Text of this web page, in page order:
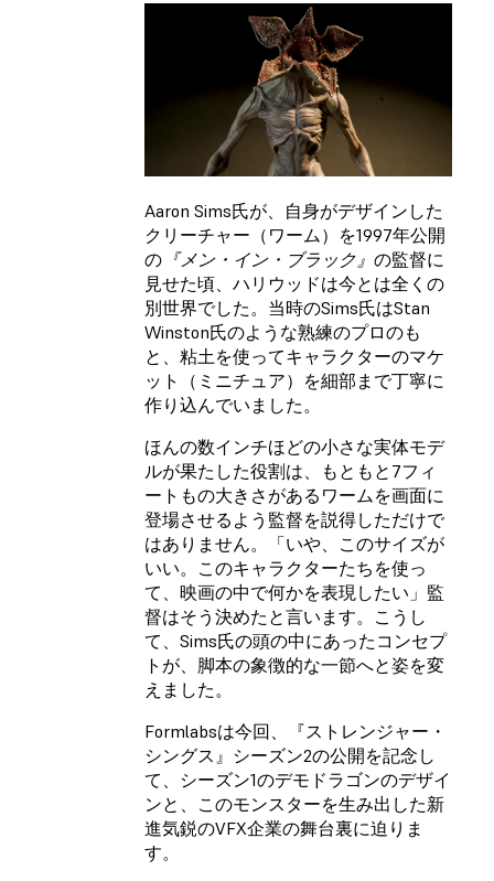
Aaron Sims氏が、自身がデザインした
クリーチャー（ワーム）を1997年公開
の 『メン・イン・ブラック』 の監督に
見せた頃、ハリウッドは今とは全くの
別世界でした。当時のSims氏はStan
Winston氏のような熟練のプロのも
と、粘土を使ってキャラクターのマケ
ット（ミニチュア）を細部まで丁寧に
作り込んでいました。
ほんの数インチほどの小さな実体モデ
ルが果たした役割は、もともと7フィ
ートもの大きさがあるワームを画面に
登場させるよう監督を説得しただけで
はありません。「いや、このサイズが
いい。このキャラクターたちを使っ
て、映画の中で何かを表現したい」監
督はそう決めたと言います。こうし
て、Sims氏の頭の中にあったコンセプ
トが、脚本の象徴的な一節へと姿を変
えました。
Formlabsは今回、『ストレンジャー・
シングス』シーズン2の公開を記念し
て、シーズン1のデモドラゴンのデザイ
ンと、このモンスターを生み出した新
進気鋭のVFX企業の舞台裏に迫りま
す。